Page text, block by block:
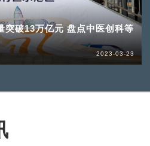
突破13万亿元 盘点中医创科等
2023-03-23